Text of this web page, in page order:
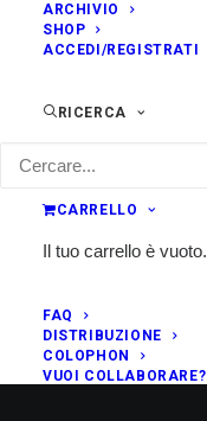
ARCHIVIO
SHOP
ACCEDI/REGISTRATI
RICERCA
CARRELLO
Il tuo carrello è vuoto.
FAQ
DISTRIBUZIONE
COLOPHON
VUOI COLLABORARE?